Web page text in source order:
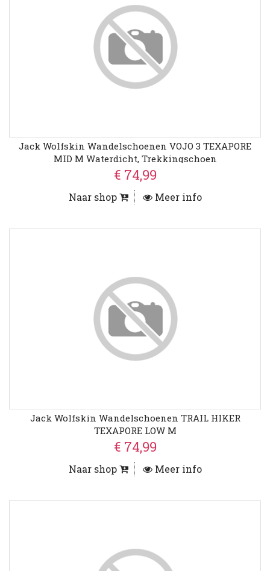
Jack Wolfskin Wandelschoenen VOJO 3 TEXAPORE
MID M Waterdicht, Trekkingschoen
€ 74,99
Naar shop Meer info
Jack Wolfskin Wandelschoenen TRAIL HIKER
TEXAPORE LOW M
€ 74,99
Naar shop Meer info